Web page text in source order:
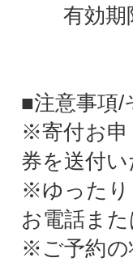
有効期
■注意事項/
※寄付お申
券を送付い
※ゆったり
お電話ま
※ご予約の